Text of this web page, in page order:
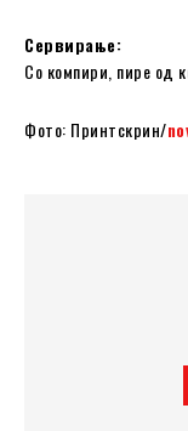
Сервирање:
Со компири, пире од
Фото: Принтскрин/